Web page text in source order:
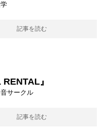
記事を読む
RENTAL』
サークル
記事を読む